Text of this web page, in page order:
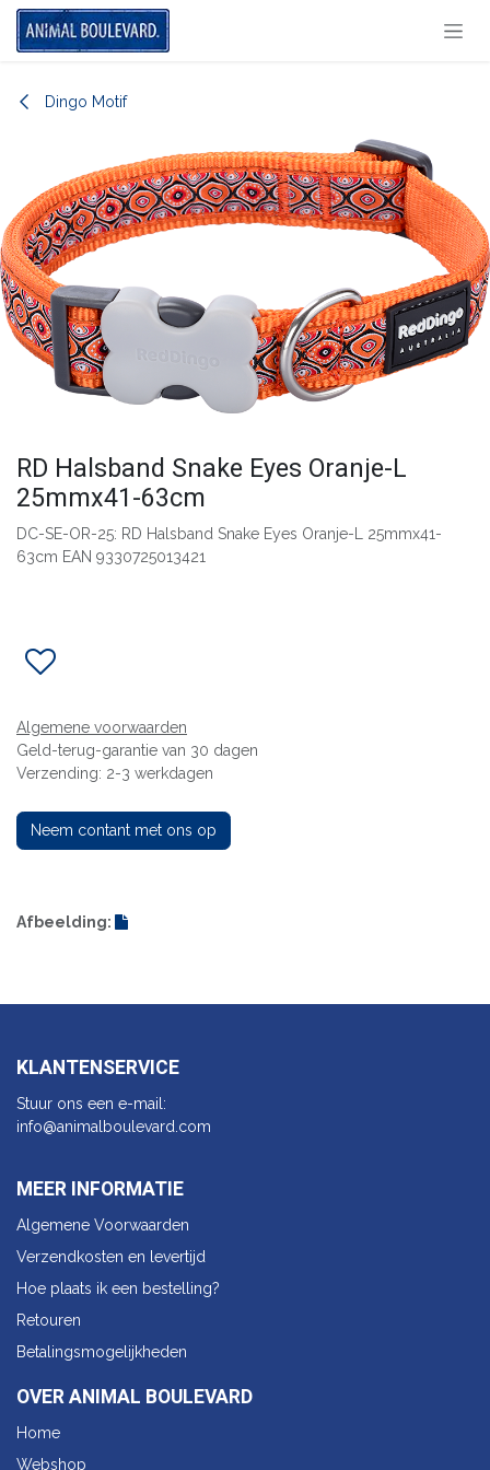
Overslaan naar inhoud
Dingo Motif
RD Halsband Snake Eyes Oranje-L
25mmx41-63cm
DC-SE-OR-25: RD Halsband Snake Eyes Oranje-L 25mmx41-
63cm EAN 9330725013421
Algemene voorwaarden
Geld-terug-garantie van 30 dagen
Verzending: 2-3 werkdagen
Neem contant met ons op
Afbeelding:
KLANTENSERVICE
Stuur ons een e-mail:
info@animalbo​ulevard.com
MEER INFORMATIE
Algemene Voorwaarden
Verzendkosten en levertijd
Hoe plaats ik een bestelling?
Retouren
Betalingsmogelijkheden
OVER ANIMAL BOULEVARD
Home
Webshop